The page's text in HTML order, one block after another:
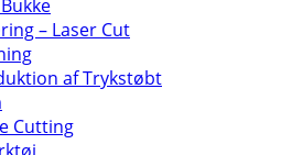
– Laser Cut
af Trykstøbt
Cutting